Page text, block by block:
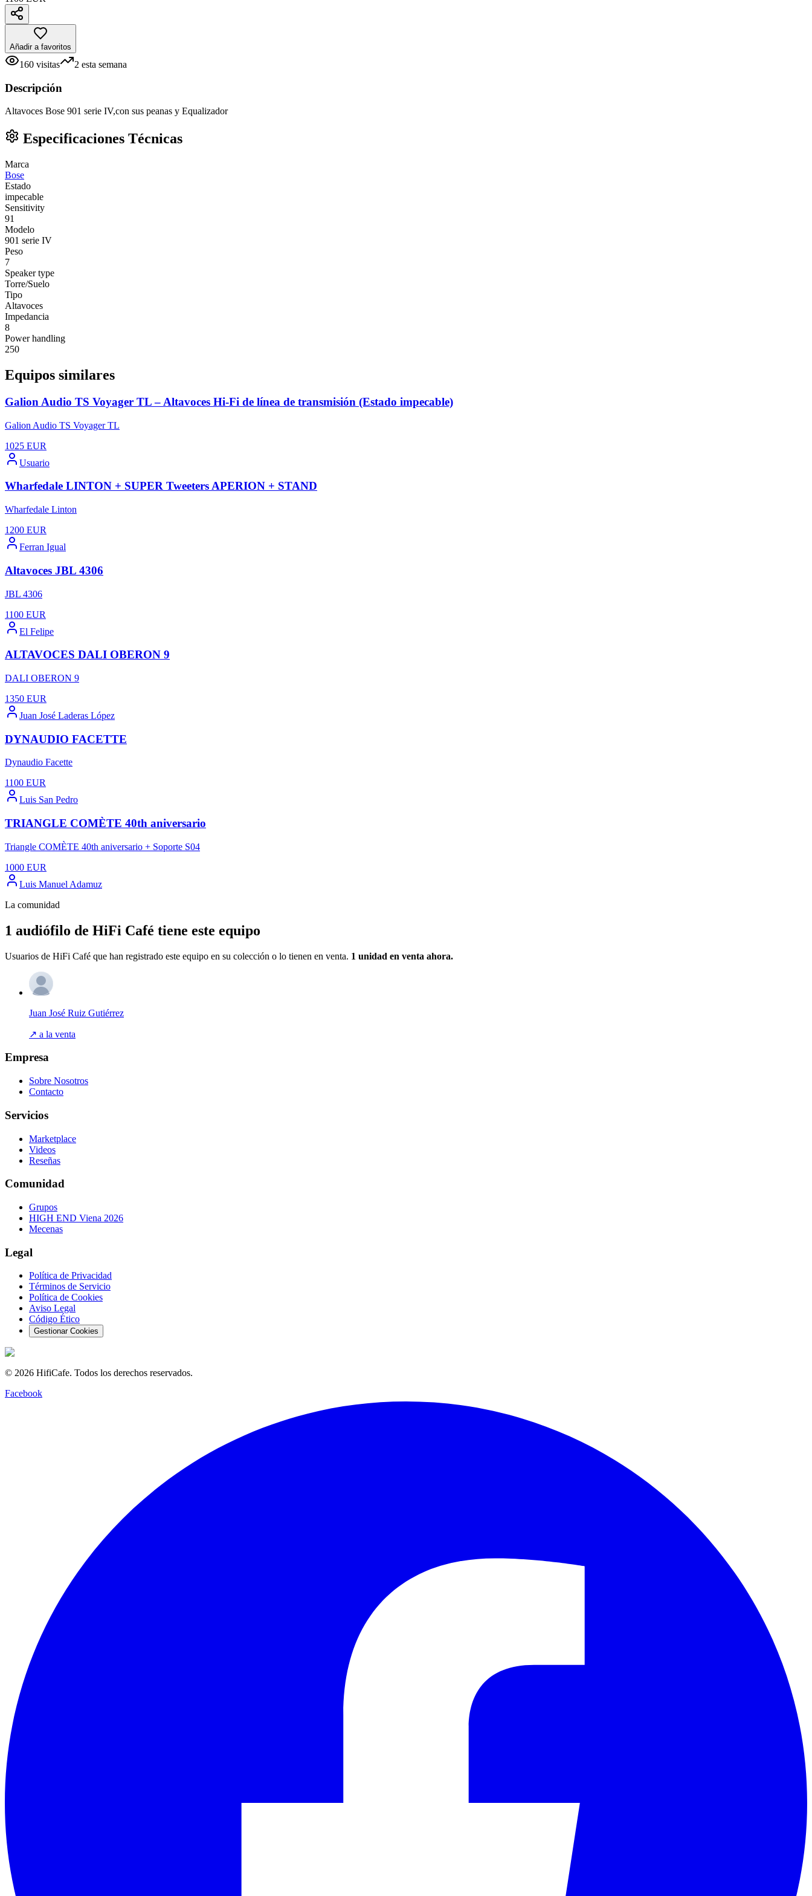
Añadir a favoritos
160 visitas 2 esta semana
Descripción
Altavoces Bose 901 serie IV,con sus peanas y Equalizador
Especificaciones Técnicas
Marca
Bose
Estado
impecable
Sensitivity
91
Modelo
901 serie IV
Peso
7
Speaker type
Torre/Suelo
Tipo
Altavoces
Impedancia
8
Power handling
250
Equipos similares
Galion Audio TS Voyager TL – Altavoces Hi-Fi de línea de transmisión (Estado impecable)
Galion Audio TS Voyager TL
1025 EUR
Usuario
Wharfedale LINTON + SUPER Tweeters APERION + STAND
Wharfedale Linton
1200 EUR
Ferran Igual
Altavoces JBL 4306
JBL 4306
1100 EUR
El Felipe
ALTAVOCES DALI OBERON 9
DALI OBERON 9
1350 EUR
Juan José Laderas López
DYNAUDIO FACETTE
Dynaudio Facette
1100 EUR
Luis San Pedro
TRIANGLE COMÈTE 40th aniversario
Triangle COMÈTE 40th aniversario + Soporte S04
1000 EUR
Luis Manuel Adamuz
La comunidad
1 audiófilo de HiFi Café tiene este equipo
Usuarios de HiFi Café que han registrado este equipo en su colección o lo tienen en venta. 1 unidad en venta ahora.
Juan José Ruiz Gutiérrez
↗ a la venta
Empresa
Sobre Nosotros
Contacto
Servicios
Marketplace
Videos
Reseñas
Comunidad
Grupos
HIGH END Viena 2026
Mecenas
Legal
Política de Privacidad
Términos de Servicio
Política de Cookies
Aviso Legal
Código Ético
Gestionar Cookies
© 2026 HifiCafe. Todos los derechos reservados.
Facebook